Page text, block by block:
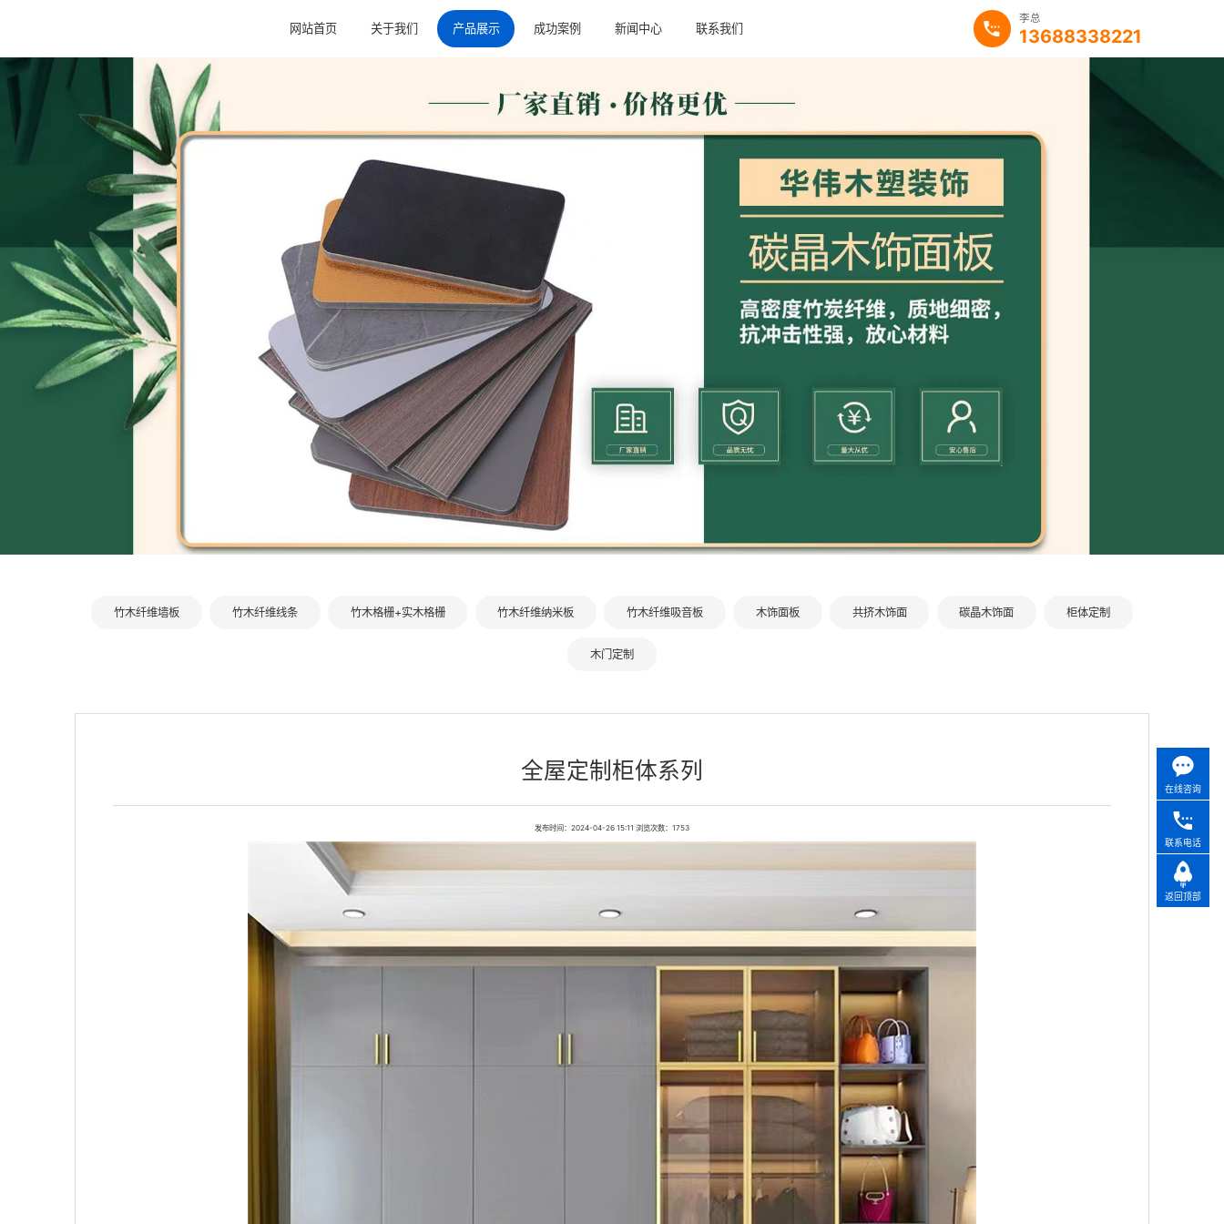
网站首页 关于我们 产品展示
竹木纤维线条
竹木格栅+实木格栅
竹木纤维吸音板
碳晶木饰面
柜体定制
木门定制
成功案例 新闻中心 联系我们
李总
13688338221
竹木纤维墙板 竹木纤维线条 竹木格栅+实木格栅 竹木纤维纳米板 竹木纤维吸音板 木饰面板 共挤木饰面 碳晶木饰面 柜体定制
木门定制
全屋定制柜体系列
发布时间：2024-04-26 15:11 浏览次数：1753
在线咨询
联系电话
返回顶部